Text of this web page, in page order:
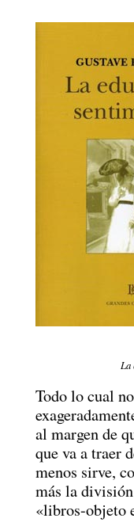
La
Todo lo cual
al margen de
que va a traer
menos sirve,
más la
«libros-objeto